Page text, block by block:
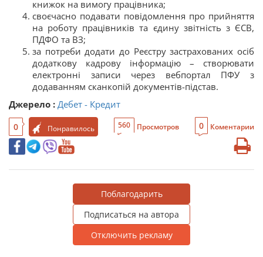
книжок на вимогу працівника;
своєчасно подавати повідомлення про прийняття
на роботу працівників та єдину звітність з ЄСВ,
ПДФО та ВЗ;
за потреби додати до Реєстру застрахованих осіб
додаткову кадрову інформацію – створювати
електронні записи через вебпортал ПФУ з
додаванням сканкопій документів-підстав.
Джерело : Дебет - Кредит
0 Понравилось 560 Просмотров 0 Коментарии
Поблагодарить
Подписаться на автора
Отключить рекламу